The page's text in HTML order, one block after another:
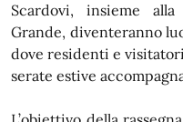
Scardovi, insieme
Grande, diventeranno
dove residenti e
serate estive